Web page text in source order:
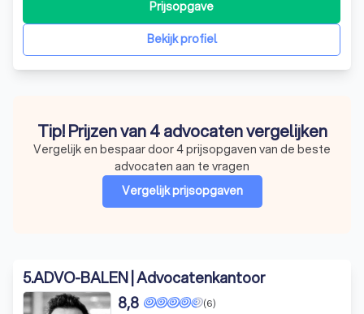
staat om diensten te verlenen in materies zoals
familierecht, strafrecht, burgerlijk r
Bekijk profiel
Prijsopgave
Tip! Prijzen van 4 advocaten vergelijken
Vergelijk en bespaar door 4 prijsopgaven van de beste
advocaten aan te vragen
Vergelijk prijsopgaven
5.ADVO-BALEN | Advocatenkantoor
(6)
8,8